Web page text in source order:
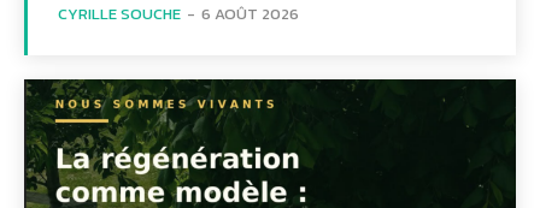
CYRILLE SOUCHE - 6 AOÛT 2026